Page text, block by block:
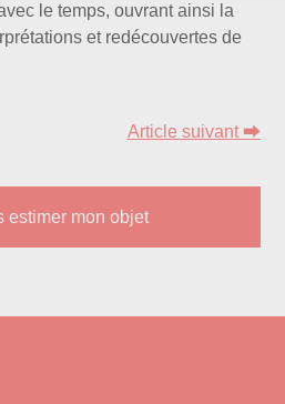
le temps, ouvrant ainsi la
et redécouvertes de
Article suivant ⮕
estimer mon objet